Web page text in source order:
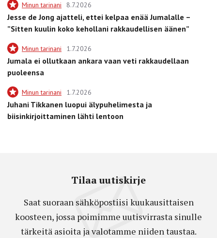
Minun tarinani 8.7.2026
Jesse de Jong ajatteli, ettei kelpaa enää Jumalalle –
”Sitten kuulin koko kehollani rakkaudellisen äänen”
Minun tarinani 1.7.2026
Jumala ei ollutkaan ankara vaan veti rakkaudellaan
puoleensa
Minun tarinani 1.7.2026
Juhani Tikkanen luopui älypuhelimesta ja
biisinkirjoittaminen lähti lentoon
Tilaa uutiskirje
Saat suoraan sähköpostiisi kuukausittaisen
koosteen, jossa poimimme uutisvirrasta sinulle
tärkeitä asioita ja valotamme niiden taustaa.